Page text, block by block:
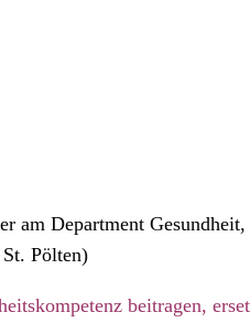
am Department
Pölten)
beitragen,